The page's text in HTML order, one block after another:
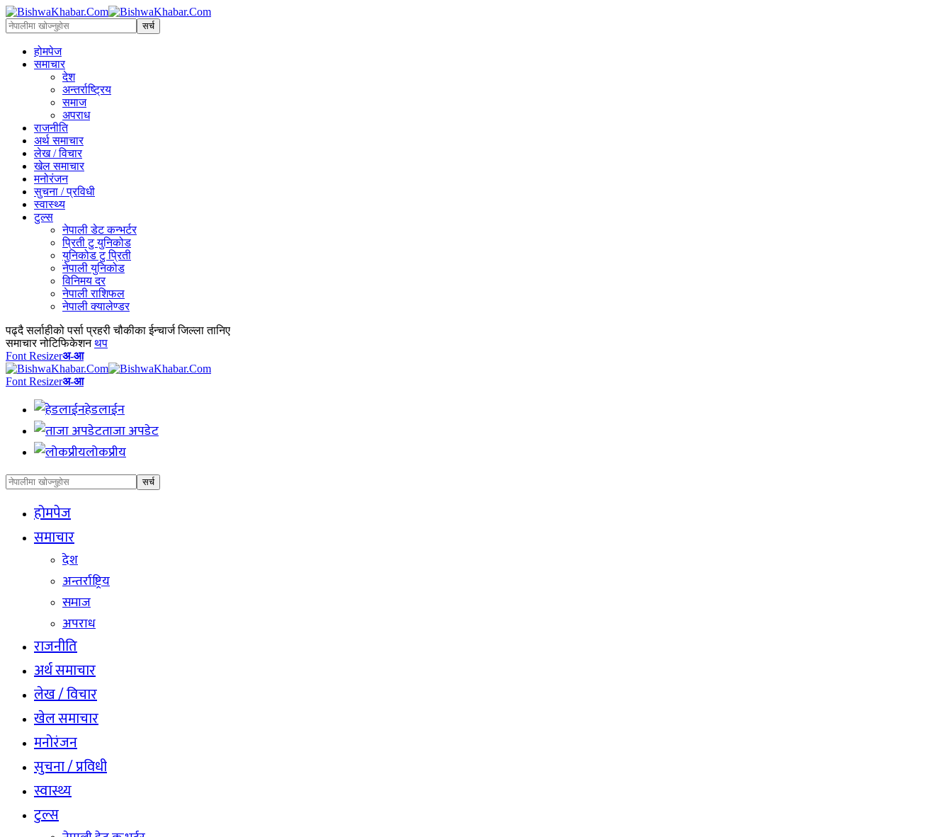
होमपेज
समाचार
देश
अन्तर्राष्ट्रिय
समाज
अपराध
राजनीति
अर्थ समाचार
लेख / विचार
खेल समाचार
मनोरंजन
सुचना / प्रविधी
स्वास्थ्य
टुल्स
नेपाली डेट कन्भर्टर
प्रिती टु युनिकोड
युनिकोड टु प्रिती
नेपाली युनिकोड
विनिमय दर
नेपाली राशिफल
नेपाली क्यालेण्डर
पढ्दै सर्लाहीको पर्सा प्रहरी चौकीका ईन्चार्ज जिल्ला तानिए
समाचार नोटिफिकेशन थप
Font Resizerअ-आ
Font Resizerअ-आ
हेडलाईन
ताजा अपडेट
लोकप्रीय
होमपेज
समाचार
देश
अन्तर्राष्ट्रिय
समाज
अपराध
राजनीति
अर्थ समाचार
लेख / विचार
खेल समाचार
मनोरंजन
सुचना / प्रविधी
स्वास्थ्य
टुल्स